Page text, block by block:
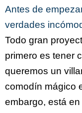
Antes de
verdades
Todo gran
primero es tener
queremos un
comodín mágico
embargo, está en